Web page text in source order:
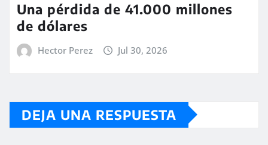
Una pérdida de 41.000 millones
de dólares
Hector Perez Jul 30, 2026
DEJA UNA RESPUESTA